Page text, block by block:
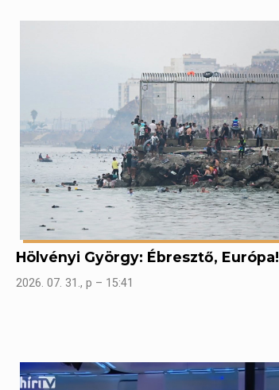
Hölvényi György: Ébresztő, Európa!
2026. 07. 31., p – 15:41